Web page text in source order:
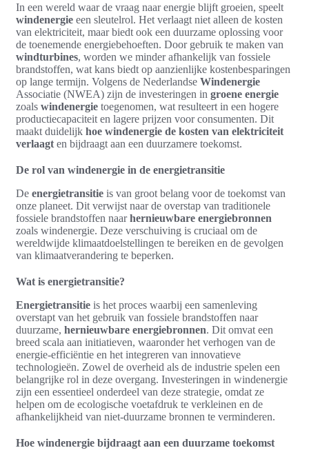
In een wereld waar de vraag naar energie blijft groeien, speelt
windenergie een sleutelrol. Het verlaagt niet alleen de kosten
van elektriciteit, maar biedt ook een duurzame oplossing voor
de toenemende energiebehoeften. Door gebruik te maken van
windturbines, worden we minder afhankelijk van fossiele
brandstoffen, wat kans biedt op aanzienlijke kostenbesparingen
op lange termijn. Volgens de Nederlandse Windenergie
Associatie (NWEA) zijn de investeringen in groene energie
zoals windenergie toegenomen, wat resulteert in een hogere
productiecapaciteit en lagere prijzen voor consumenten. Dit
maakt duidelijk hoe windenergie de kosten van elektriciteit
verlaagt en bijdraagt aan een duurzamere toekomst.
De rol van windenergie in de energietransitie
De energietransitie is van groot belang voor de toekomst van
onze planeet. Dit verwijst naar de overstap van traditionele
fossiele brandstoffen naarhernieuwbare energiebronnen
zoals windenergie. Deze verschuiving is cruciaal om de
wereldwijde klimaatdoelstellingen te bereiken en de gevolgen
van klimaatverandering te beperken.
Wat is energietransitie?
Energietransitie is het proces waarbij een samenleving
overstapt van het gebruik van fossiele brandstoffen naar
duurzame, hernieuwbare energiebronnen. Dit omvat een
breed scala aan initiatieven, waaronder het verhogen van de
energie-efficiëntie en het integreren van innovatieve
technologieën. Zowel de overheid als de industrie spelen een
belangrijke rol in deze overgang. Investeringen in windenergie
zijn een essentieel onderdeel van deze strategie, omdat ze
helpen om de ecologische voetafdruk te verkleinen en de
afhankelijkheid van niet-duurzame bronnen te verminderen.
Hoe windenergie bijdraagt aan een duurzame toekomst